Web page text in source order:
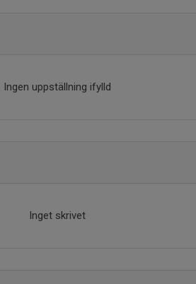
Ingen uppställning ifylld
Inget skrivet